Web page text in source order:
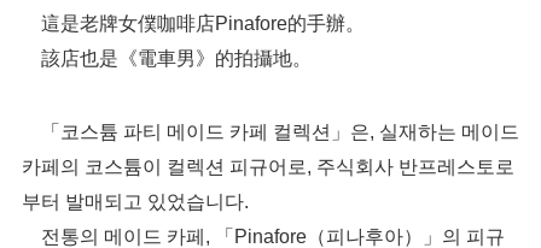
這是老牌女僕咖啡店Pinafore的手辦。
該店也是《電車男》的拍攝地。
「코스튬 파티 메이드 카페 컬렉션」은, 실재하는 메이드
카페의 코스튬이 컬렉션 피규어로, 주식회사 반프레스토로
부터 발매되고 있었습니다.
전통의 메이드 카페, 「Pinafore（피나후아）」의 피규